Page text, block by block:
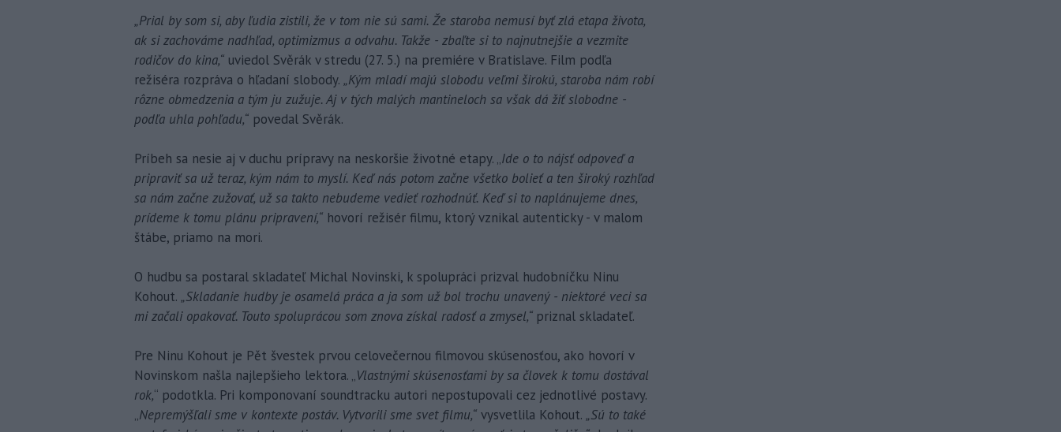
„Prial by som si, aby ľudia zistili, že v tom nie sú sami. Že staroba nemusí byť zlá etapa života,
ak si zachováme nadhľad, optimizmus a odvahu. Takže - zbaľte si to najnutnejšie a vezmite
rodičov do kina,“ uviedol Svěrák v stredu (27. 5.) na premiére v Bratislave. Film podľa
režiséra rozpráva o hľadaní slobody. „Kým mladí majú slobodu veľmi širokú, staroba nám robí
rôzne obmedzenia a tým ju zužuje. Aj v tých malých mantineloch sa však dá žiť slobodne -
podľa uhla pohľadu,“ povedal Svěrák.
Príbeh sa nesie aj v duchu prípravy na neskoršie životné etapy. „Ide o to nájsť odpoveď a
pripraviť sa už teraz, kým nám to myslí. Keď nás potom začne všetko bolieť a ten široký rozhľad
sa nám začne zužovať, už sa takto nebudeme vedieť rozhodnúť. Keď si to naplánujeme dnes,
prídeme k tomu plánu pripravení,“ hovorí režisér filmu, ktorý vznikal autenticky - v malom
štábe, priamo na mori.
O hudbu sa postaral skladateľ Michal Novinski, k spolupráci prizval hudobníčku Ninu
Kohout. „Skladanie hudby je osamelá práca a ja som už bol trochu unavený - niektoré veci sa
mi začali opakovať. Touto spoluprácou som znova získal radosť a zmysel,“ priznal skladateľ.
Pre Ninu Kohout je Pět švestek prvou celovečernou filmovou skúsenosťou, ako hovorí v
Novinskom našla najlepšieho lektora. „Vlastnými skúsenosťami by sa človek k tomu dostával
rok,“ podotkla. Pri komponovaní soundtracku autori nepostupovali cez jednotlivé postavy.
„Nepremýšľali sme v kontexte postáv. Vytvorili sme svet filmu,“ vysvetlila Kohout. „Sú to také